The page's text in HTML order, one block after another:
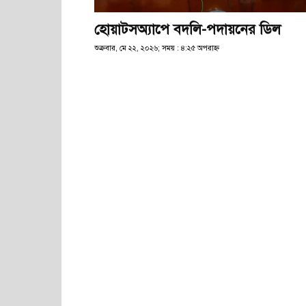
হোয়াটসঅ্যাপে বদলি-পদায়নের ডিল
শুক্রবার, মে ২২, ২০২৬; সময় : ৪:২৫ অপরাহ্ণ